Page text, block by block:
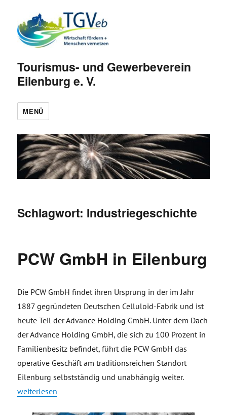
Tourismus- und Gewerbeverein
Eilenburg e. V.
MENÜ
Schlagwort: Industriegeschichte
PCW GmbH in Eilenburg
Die PCW GmbH findet ihren Ursprung in der im Jahr
1887 gegründeten Deutschen Celluloid-Fabrik und ist
heute Teil der Advance Holding GmbH. Unter dem Dach
der Advance Holding GmbH, die sich zu 100 Prozent in
Familienbesitz befindet, führt die PCW GmbH das
operative Geschäft am traditionsreichen Standort
Eilenburg selbstständig und unabhängig weiter.
„PCW GmbH in Eilenburg“
weiterlesen